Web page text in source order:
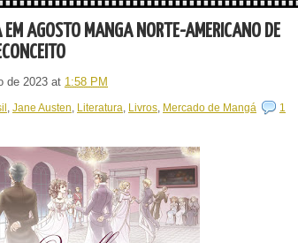
AGOSTO MANGÁ NORTE-AMERICANO DE
de 2023 at 1:58 PM
, Jane Austen, Literatura, Livros, Mercado de Mangá
1